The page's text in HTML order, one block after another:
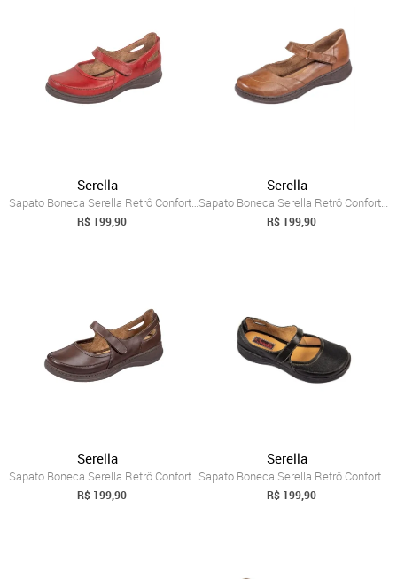
Serella
Sapato Boneca Serella Retrô Conforto Cou...
R$ 199,90
Serella
Sapato Boneca Serella Retrô Conforto Cou...
R$ 199,90
Serella
Sapato Boneca Serella Retrô Conforto Cou...
R$ 199,90
Serella
Sapato Boneca Serella Retrô Conforto Cou...
R$ 199,90